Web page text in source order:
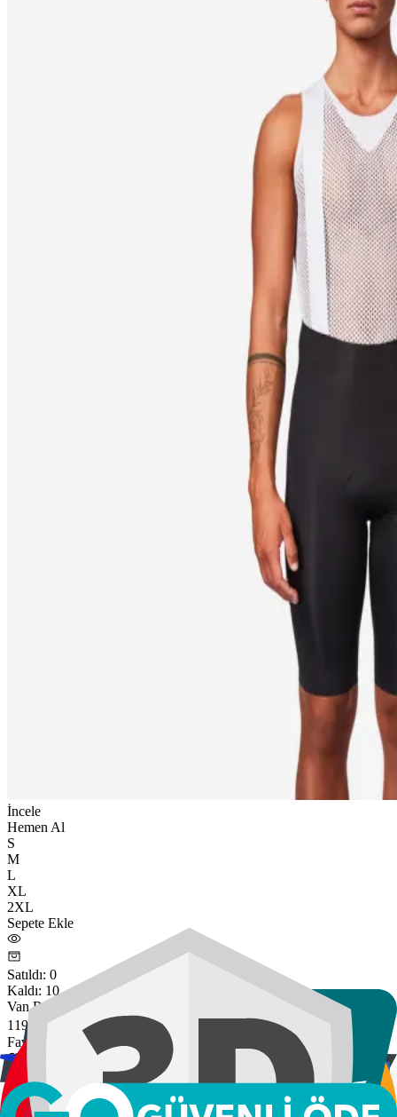
İncele
Hemen Al
S
M
L
XL
2XL
Sepete Ekle
Satıldı: 0
Kaldı: 10
Van Rysel Men's RCR-R 5 Road Cycling Shorts - Smoked Black
119,00 ₺
Favorilere Ekle